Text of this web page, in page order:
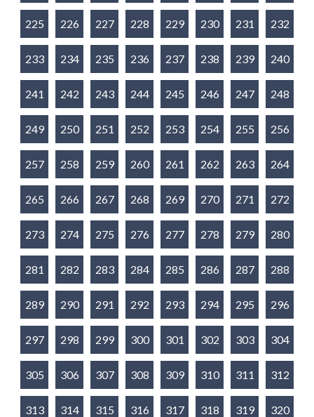
225 226 227 228 229 230 231 232
233 234 235 236 237 238 239 240
241 242 243 244 245 246 247 248
249 250 251 252 253 254 255 256
257 258 259 260 261 262 263 264
265 266 267 268 269 270 271 272
273 274 275 276 277 278 279 280
281 282 283 284 285 286 287 288
289 290 291 292 293 294 295 296
297 298 299 300 301 302 303 304
305 306 307 308 309 310 311 312
313 314 315 316 317 318 319 320